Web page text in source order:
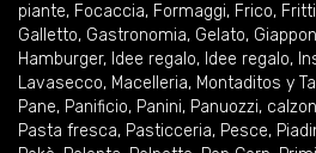
piante, Focaccia, Formaggi, Frico, Fritti
Galletto, Gastronomia, Gelato,
Hamburger, Idee regalo, Idee regalo,
Lavasecco, Macelleria, Montaditos y
Pane, Panificio, Panini, Panuozzi,
Pasta fresca, Pasticceria, Pesce,